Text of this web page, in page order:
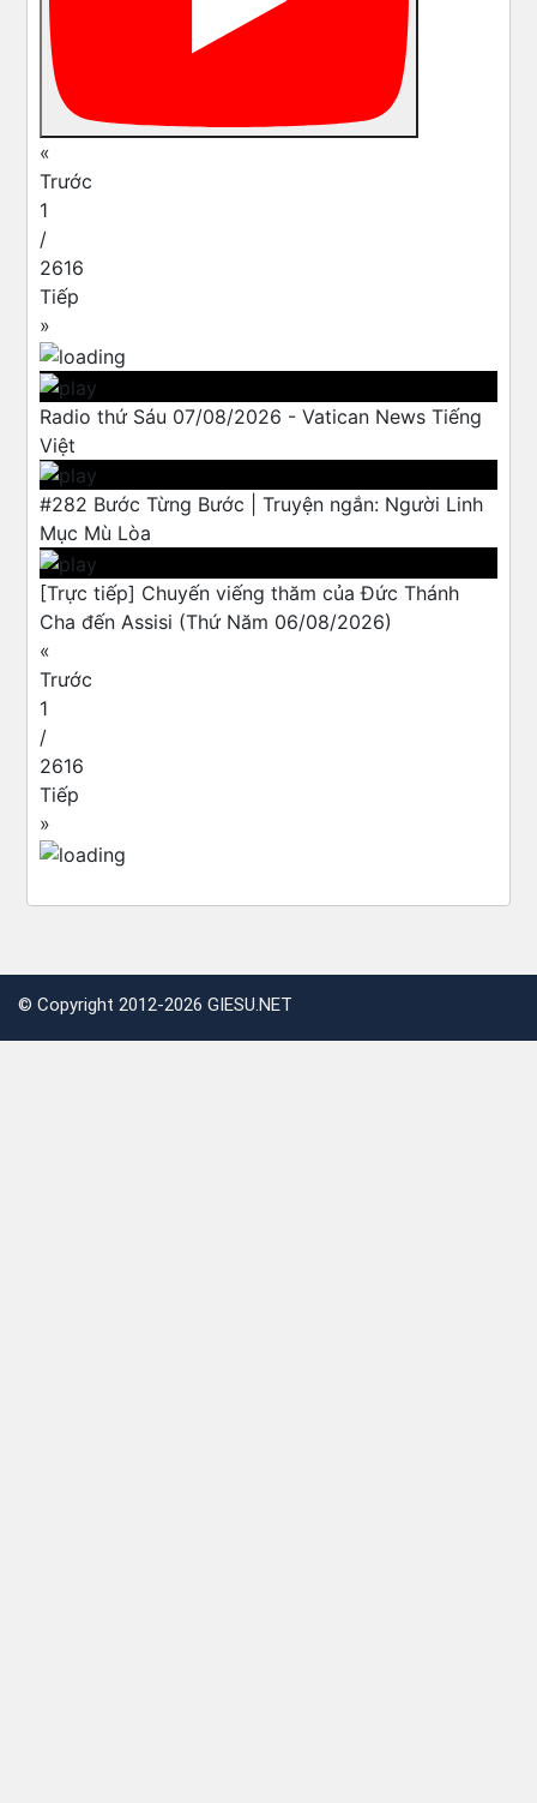
«
Trước
1
/
2616
Tiếp
»
Radio thứ Sáu 07/08/2026 - Vatican News Tiếng
Việt
#282 Bước Từng Bước | Truyện ngắn: Người Linh
Mục Mù Lòa
[Trực tiếp] Chuyến viếng thăm của Đức Thánh
Cha đến Assisi (Thứ Năm 06/08/2026)
«
Trước
1
/
2616
Tiếp
»
© Copyright 2012-2026 GIESU.NET